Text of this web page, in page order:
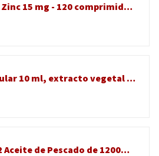
Vitaler's Zinc 15 mg - 120 comprimidos, vegano, suplemento dietético de 4 meses, sin conservantes, composición pura
Spray ocular 10 ml, extracto vegetal calmante, acción rápida y delicada, nebulizador ligero para ojos, hombre mujer, estudio, trabajo, la fatiga, hinchazón, sequedad, cuidado diario
Pack de 2 Aceite de Pescado de 1200mg (60 Cápsulas por Bote) - Total 120 Cápsulas de Ácidos Grasos Omega 3